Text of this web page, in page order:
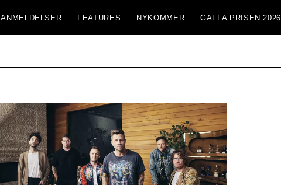
ANMELDELSER FEATURES NYKOMMER GAFFA PRISEN 2026